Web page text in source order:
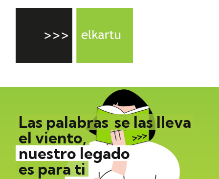
Las palabras se las lleva
el viento,
nuestro legado
es para ti